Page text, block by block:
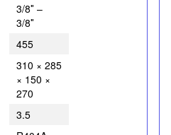
3/8″ –
3/8″
455
310 × 285
× 150 ×
270
3.5